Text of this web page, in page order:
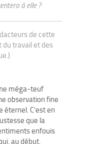
à elle ?
de cette
du travail et des
méga-teuf
observation fine
éternel. C’est en
que la
enfouis
au début,